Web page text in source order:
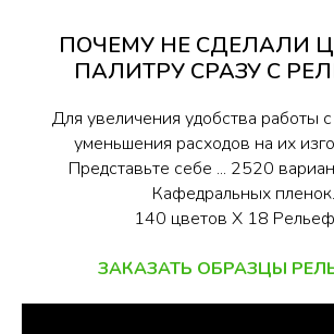
ПОЧЕМУ НЕ СДЕЛАЛИ
ПАЛИТРУ СРАЗУ С
Для увеличения удобства работы
уменьшения расходов на их
Представьте себе ... 2520
Кафедральных пленок.
140 цветов Х 18
ЗАКАЗАТЬ ОБРАЗЦЫ